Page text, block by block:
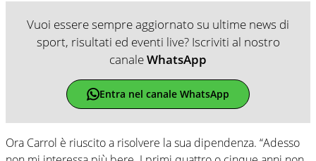
Vuoi essere sempre aggiornato su ultime news di
sport, risultati ed eventi live? Iscriviti al nostro
canaleWhatsApp
Entra nel canale WhatsApp
Ora Carrol è riuscito a risolvere la sua dipendenza. “Adesso